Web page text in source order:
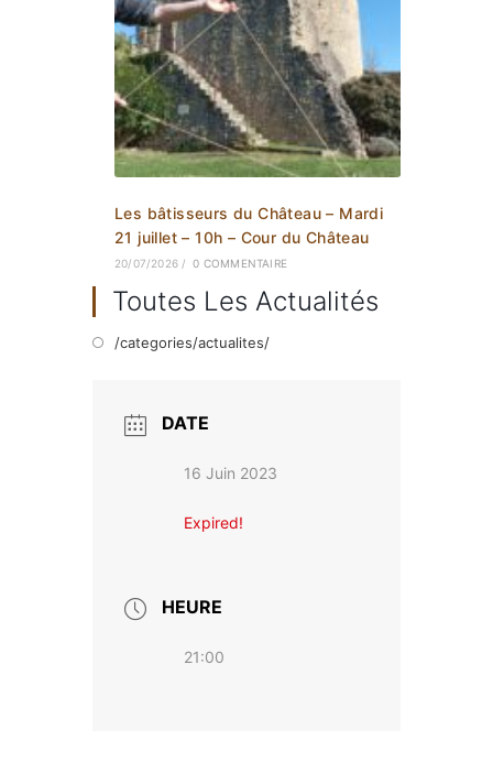
Les bâtisseurs du Château – Mardi
21 juillet – 10h – Cour du Château
20/07/2026 / 0 COMMENTAIRE
Toutes Les Actualités
/categories/actualites/
DATE
16 Juin 2023
Expired!
HEURE
21:00